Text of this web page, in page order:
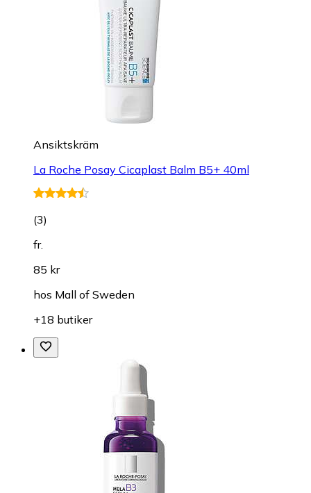
Ansiktskräm
La Roche Posay Cicaplast Balm B5+ 40ml
(3)
fr.
85 kr
hos Mall of Sweden
+18 butiker